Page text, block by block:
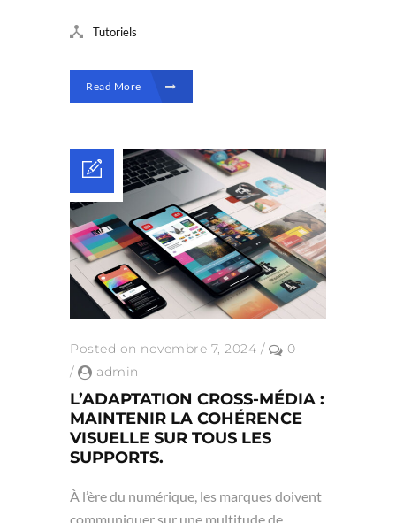
Tutoriels
Read More
Posted on novembre 7, 2024 /
0
/
admin
L’ADAPTATION CROSS-MÉDIA :
MAINTENIR LA COHÉRENCE
VISUELLE SUR TOUS LES
SUPPORTS.
À l’ère du numérique, les marques doivent
communiquer sur une multitude de